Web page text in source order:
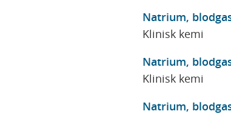
Natrium,
Klinisk kemi
Natrium,
Klinisk kemi
Natrium,